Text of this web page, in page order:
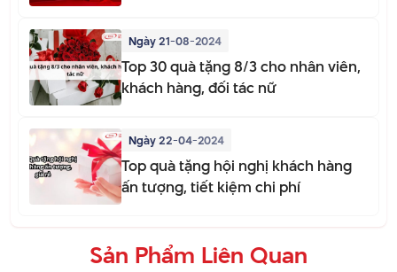
Ngày 21-08-2024
Top 30 quà tặng 8/3 cho nhân viên,
khách hàng, đối tác nữ
Ngày 22-04-2024
Top quà tặng hội nghị khách hàng
ấn tượng, tiết kiệm chi phí
Sản Phẩm Liên Quan